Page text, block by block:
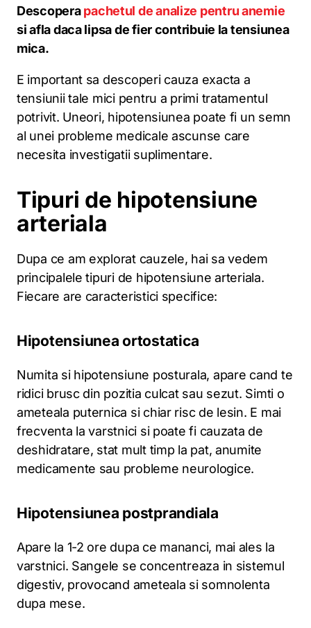
Descoperapachetul de analize pentru anemie
si afla daca lipsa de fier contribuie la tensiunea
mica.
E important sa descoperi cauza exacta a
tensiunii tale mici pentru a primi tratamentul
potrivit. Uneori, hipotensiunea poate fi un semn
al unei probleme medicale ascunse care
necesita investigatii suplimentare.
Tipuri de hipotensiune
arteriala
Dupa ce am explorat cauzele, hai sa vedem
principalele tipuri de hipotensiune arteriala.
Fiecare are caracteristici specifice:
Hipotensiunea ortostatica
Numita si hipotensiune posturala, apare cand te
ridici brusc din pozitia culcat sau sezut. Simti o
ameteala puternica si chiar risc de lesin. E mai
frecventa la varstnici si poate fi cauzata de
deshidratare, stat mult timp la pat, anumite
medicamente sau probleme neurologice.
Hipotensiunea postprandiala
Apare la 1-2 ore dupa ce mananci, mai ales la
varstnici. Sangele se concentreaza in sistemul
digestiv, provocand ameteala si somnolenta
dupa mese.